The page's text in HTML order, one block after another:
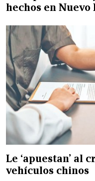
hechos en Nuevo
Le ‘apuestan’ al
vehículos chinos